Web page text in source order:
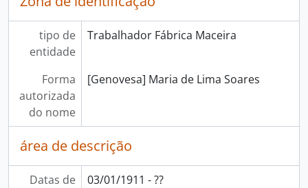
tipo de
entidade
Trabalhador Fábrica Maceira
Forma
autorizada
do nome
[Genovesa] Maria de Lima Soares
área de descrição
Datas de
03/01/1911 - ??